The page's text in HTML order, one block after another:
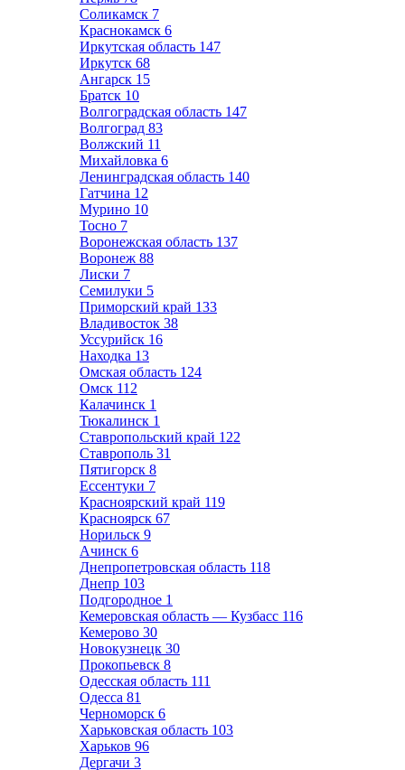
Соликамск 7
Краснокамск 6
Иркутская область 147
Иркутск 68
Ангарск 15
Братск 10
Волгоградская область 147
Волгоград 83
Волжский 11
Михайловка 6
Ленинградская область 140
Гатчина 12
Мурино 10
Тосно 7
Воронежская область 137
Воронеж 88
Лиски 7
Семилуки 5
Приморский край 133
Владивосток 38
Уссурийск 16
Находка 13
Омская область 124
Омск 112
Калачинск 1
Тюкалинск 1
Ставропольский край 122
Ставрополь 31
Пятигорск 8
Ессентуки 7
Красноярский край 119
Красноярск 67
Норильск 9
Ачинск 6
Днепропетровская область 118
Днепр 103
Подгородное 1
Кемеровская область — Кузбасс 116
Кемерово 30
Новокузнецк 30
Прокопьевск 8
Одесская область 111
Одесса 81
Черноморск 6
Харьковская область 103
Харьков 96
Дергачи 3